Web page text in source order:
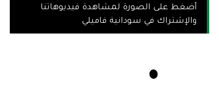
أضغط على الصورة لمشاهدة فيديوهاتنا
والإشتراك في سودانية فاميلي